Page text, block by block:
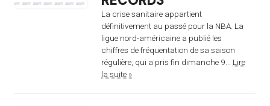
La crise sanitaire appartient
définitivement au passé pour la NBA. La
ligue nord-américaine a publié les
chiffres de fréquentation de sa saison
régulière, qui a pris fin dimanche 9... Lire
la suite »